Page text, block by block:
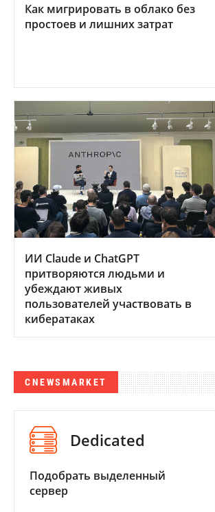
Как мигрировать в облако без
простоев и лишних затрат
ИИ Claude и ChatGPT
притворяются людьми и
убеждают живых
пользователей участвовать в
кибератаках
CNEWSMARKET
Dedicated
Подобрать выделенный
сервер